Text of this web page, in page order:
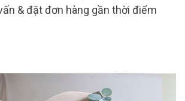
& đặt đơn hàng gần thời điểm